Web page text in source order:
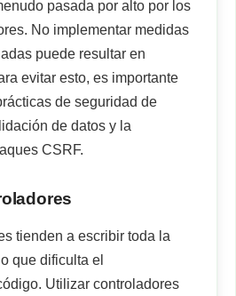
pasada por alto por los
No implementar medidas
puede resultar en
evitar esto, es importante
de seguridad de
de datos y la
CSRF.
tienden a escribir toda la
que dificulta el
Utilizar controladores